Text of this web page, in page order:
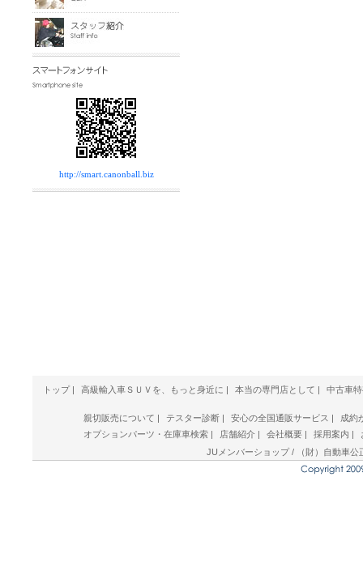
http://smart.canonball.biz
トップ| 高級輸入車ＳＵＶを、もっと身近に | 本当の専門店として | 中古車
親切販売について | テスター診断| 安心の全国通販サービス |
成約
オプションパーツ・在庫車検索 | 店舗紹介| 会社概要| 採用案内 |
JUメンバーショップ / （財）自動車